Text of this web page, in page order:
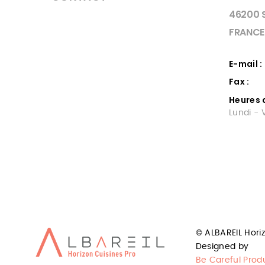
46200
FRANCE
E-mail :
Fax :
Heures
Lundi -
© ALBAREIL
Designed by
Be Careful